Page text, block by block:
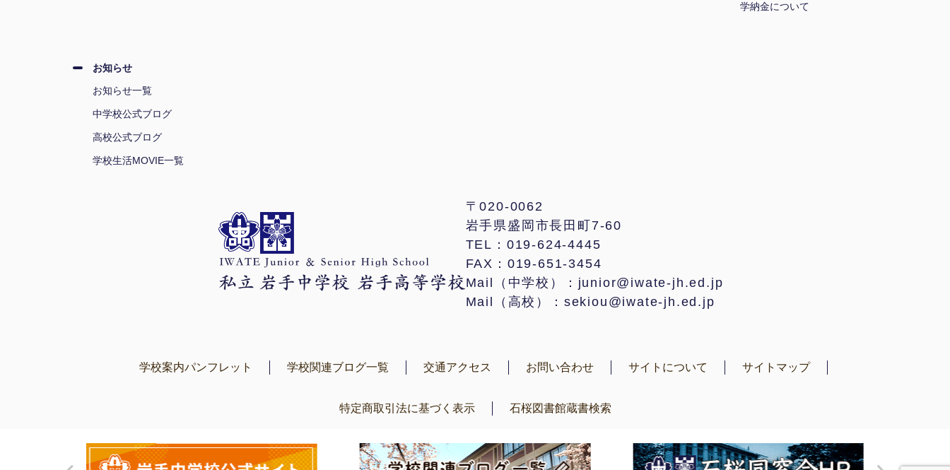
〒020-0062
岩手県盛岡市長田町7-60
TEL：019-624-4445
FAX：019-651-3454
Mail（中学校）：junior@iwate-jh.ed.jp
Mail（高校）：sekiou@iwate-jh.ed.jp
学納金について
お知らせ
お知らせ一覧
中学校公式ブログ
高校公式ブログ
学校生活MOVIE一覧
学校案内パンフレット 学校関連ブログ一覧 交通アクセス お問い合わせ サイトについて サイトマップ
特定商取引法に基づく表示 石桜図書館蔵書検索